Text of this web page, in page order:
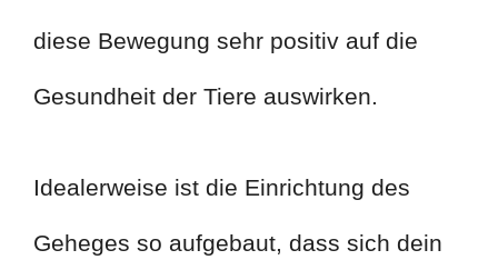
diese Bewegung sehr positiv auf die
Gesundheit der Tiere auswirken.
Idealerweise ist die Einrichtung des
Geheges so aufgebaut, dass sich dein